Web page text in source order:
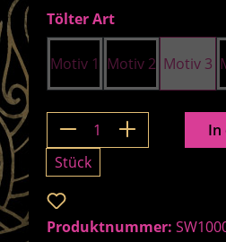
Tölter Artauswählen
Motiv 1 Motiv 2 Motiv 3
Produkt Anzahl:
Stück
In
Produktnummer: